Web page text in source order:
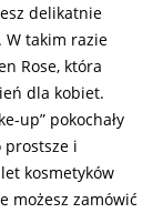
delikatnie
W takim razie
Rose, która
dla kobiet.
up” pokochały
prostsze i
kosmetyków
możesz zamówić